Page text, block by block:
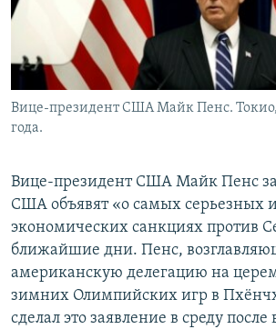
Вице-президент США Майк Пенс. Токио,
года.
Вице-президент США Майк Пенс
США объявят «о самых серьезных
экономических санкциях против
ближайшие дни. Пенс,
американскую делегацию на
зимних Олимпийских игр в
сделал это заявление в среду после